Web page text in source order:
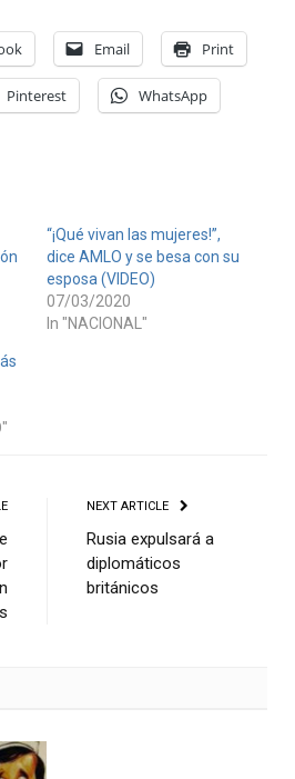
Email Print
Pinterest WhatsApp
“¡Qué vivan las mujeres!”,
dice AMLO y se besa con su
esposa (VIDEO)
07/03/2020
In "NACIONAL"
NEXT ARTICLE
Rusia expulsará a
diplomáticos
británicos